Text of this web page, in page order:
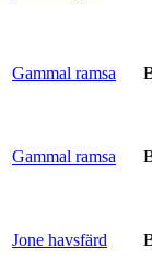
Gammal ramsa
Gammal ramsa
Jone havsfärd